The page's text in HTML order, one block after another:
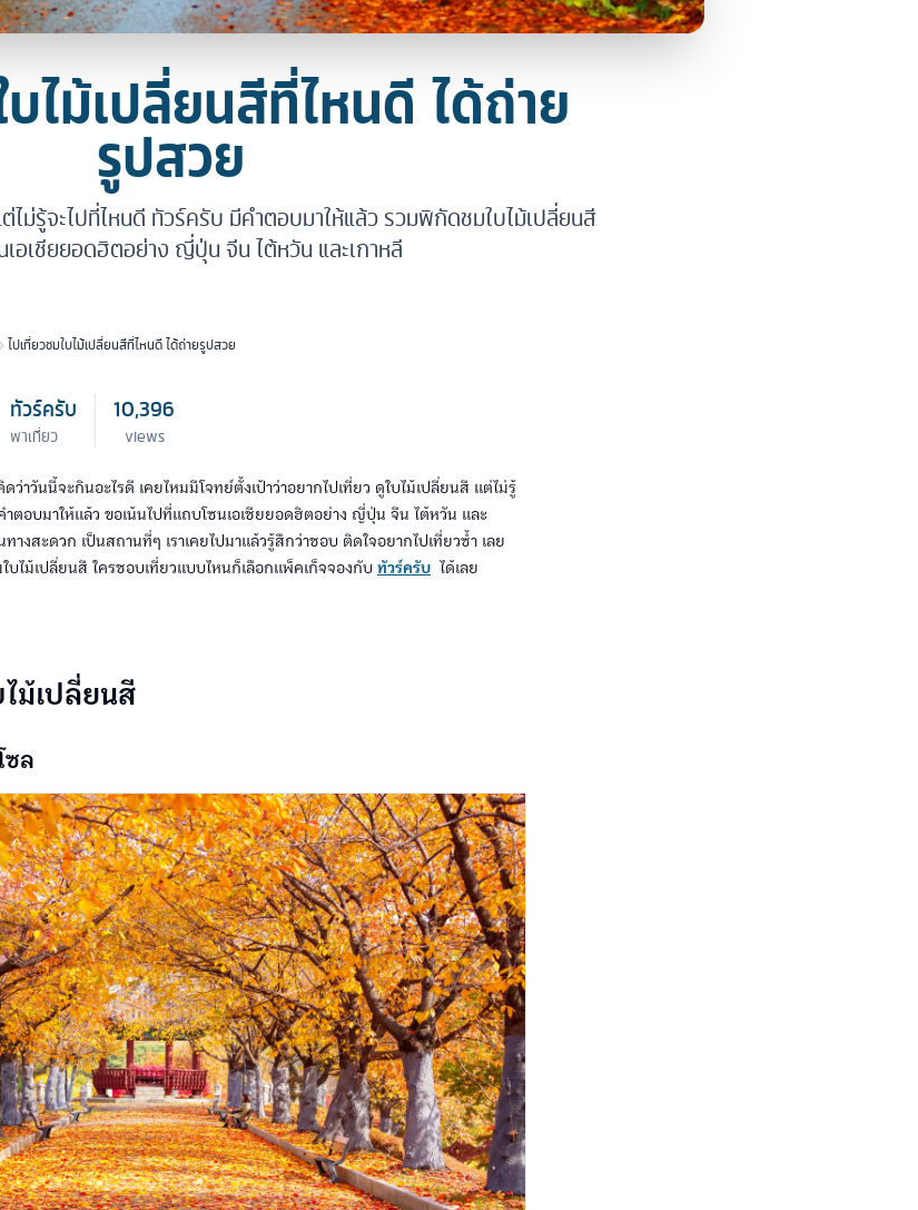
ไม้เปลี่ยนสีที่ไหนดี ได้ถ่าย
รูปสวย
ไม่รู้จะไปที่ไหนดี ทัวร์ครับ มีคำตอบมาให้แล้ว รวมพิกัดชมใบไม้เปลี่ยนสี
เอเชียยอดฮิตอย่าง ญี่ปุ่น จีน ไต้หวัน และเกาหลี
ไปเที่ยวชมใบไม้เปลี่ยนสีที่ไหนดี ได้ถ่ายรูปสวย
ทัวร์ครับ
พาเที่ยว
10,396
views
วันนี้จะกินอะไรดี เคยไหมมีโจทย์ตั้งเป้าว่าอยากไปเที่ยว ดูใบไม้เปลี่ยนสี แต่ไม่รู้
ตอบมาให้แล้ว ขอเน้นไปที่แถบโซนเอเชียยอดฮิตอย่าง ญี่ปุ่น จีน ไต้หวัน และ
ทางสะดวก เป็นสถานที่ๆ เราเคยไปมาแล้วรู้สึกว่าชอบ ติดใจอยากไปเที่ยวซ้ำ เลย
บไม้เปลี่ยนสี ใครชอบเที่ยวแบบไหนก็เลือกแพ็คเก็จจองกับ ทัวร์ครับ ได้เลย
ม้เปลี่ยนสี
ซล